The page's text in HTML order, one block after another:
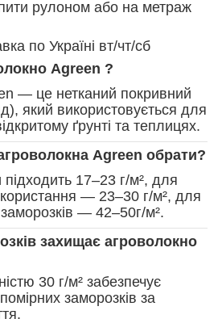
рулоном або на метраж
по Україні вт/чт/сб
Agreen ?
— це нетканий покривний
який використовується для
ґрунті та теплицях.
Agreen обрати?
17–23 г/м², для
— 23–30 г/м², для
— 42–50г/м².
захищає агроволокно
30 г/м² забезпечує
заморозків за